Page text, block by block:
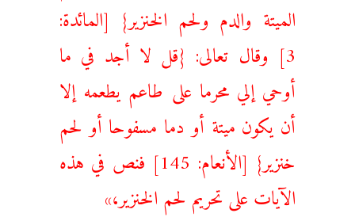
الميتة والدم ولحم الخنزير} [المائدة:
3] وقال تعالى: {قل لا أجد في ما
أوحي إلي محرما على طاعم يطعمه إلا
أن يكون ميتة أو دما مسفوحا أو لحم
خنزير} [الأنعام: 145] فنص في هذه
الآيات على تحريم لحم الخنزير،»